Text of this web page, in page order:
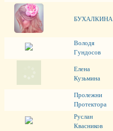
БУХАЛКИНА
Володя
Гундосов
Елена
Кузьмина
Пролежни
Протектора
Руслан
Квасников